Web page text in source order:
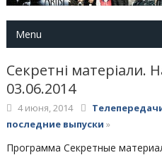
Menu
Секретні
03.06.2014
4 июня, 2014
последние выпуски »
Программа Секретные